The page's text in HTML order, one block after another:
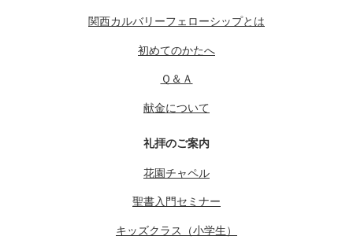
関西カルバリーフェローシップとは
初めてのかたへ
Ｑ＆Ａ
献金について
礼拝のご案内
花園チャペル
聖書入門セミナー
キッズクラス（小学生）